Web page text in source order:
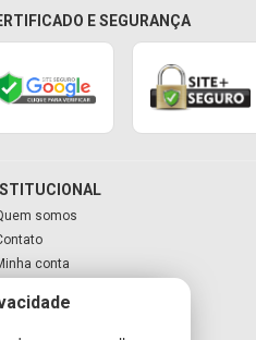
E SEGURANÇA
somos
conta